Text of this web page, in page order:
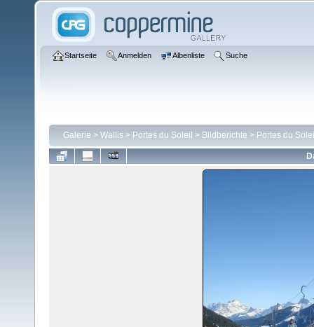
Startseite Anmelden Albenliste Suche
Galerie > Wallis > Portes du Soleil > Bildberichte > Portes du